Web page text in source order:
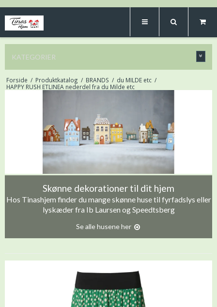
KATEGORIER
Forside / Produktkatalog / BRANDS / du MILDE etc /
HAPPY RUSH ETLINEA nederdel fra du Milde etc
Skønne dekorationer til dit hjem
Hos Tinashjem finder du mange skønne huse til fyrfadslys eller
lyskæder fra Ib Laursen og Speedtsberg
Se alle husene her